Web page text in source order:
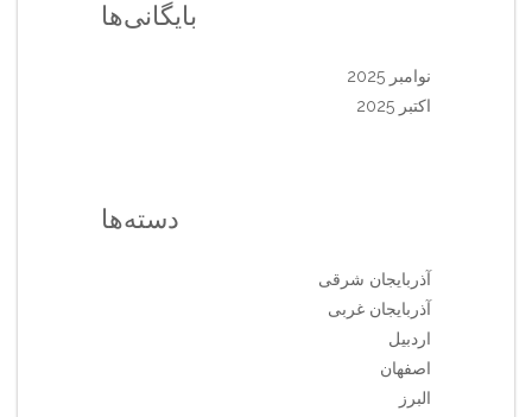
بایگانی‌ها
نوامبر 2025
اکتبر 2025
دسته‌ها
آذربایجان شرقی
آذربایجان غربی
اردبیل
اصفهان
البرز